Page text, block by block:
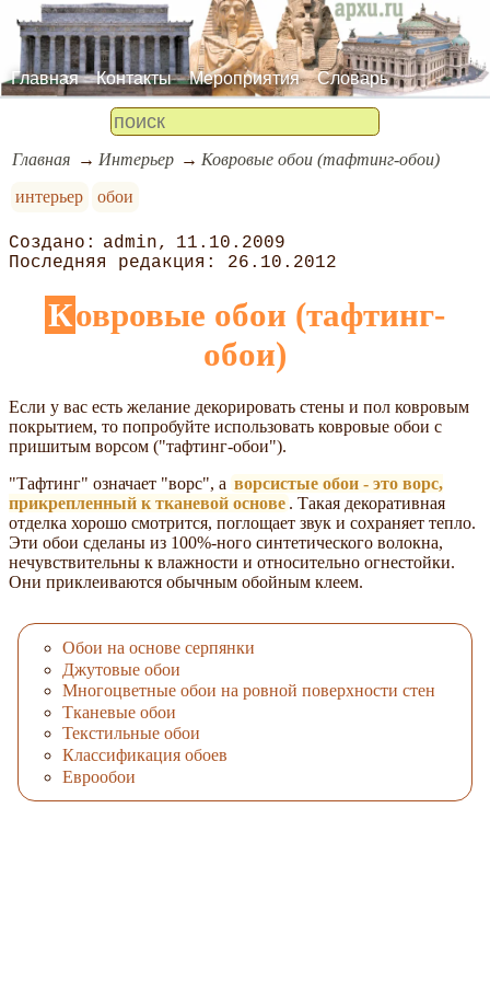
Главная Контакты Мероприятия Словарь
Главная Интерьер
Ковровые обои (тафтинг-обои)
интерьер
обои
admin
11.10.2009
26.10.2012
Ковровые обои (тафтинг-
обои)
Если у вас есть желание декорировать стены и пол ковровым
покрытием, то попробуйте использовать ковровые обои с
пришитым ворсом ("тафтинг-обои").
"Тафтинг" означает "ворс", а ворсистые обои - это ворс,
прикрепленный к тканевой основе . Такая декоративная
отделка хорошо смотрится, поглощает звук и сохраняет тепло.
Эти обои сделаны из 100%-ного синтетического волокна,
нечувствительны к влажности и относительно огнестойки.
Они приклеиваются обычным обойным клеем.
Обои на основе серпянки
Джутовые обои
Многоцветные обои на ровной поверхности стен
Тканевые обои
Текстильные обои
Классификация обоев
Еврообои